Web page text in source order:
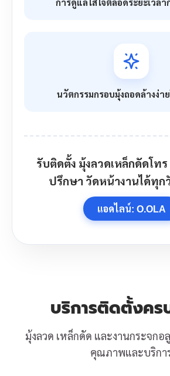
นวัตกรรมกรอบมุ้งถอดล้างง่า
รับติดตั้ง มุ้งลวดเหล็กดัดโท
ปรึกษา วัดหน้างานได้ทุก
แอดไลน์: O.OLA
บริการติดตั้งคร
มุ้งลวด เหล็กดัด และงานกระจกอ
คุณภาพและบริกา